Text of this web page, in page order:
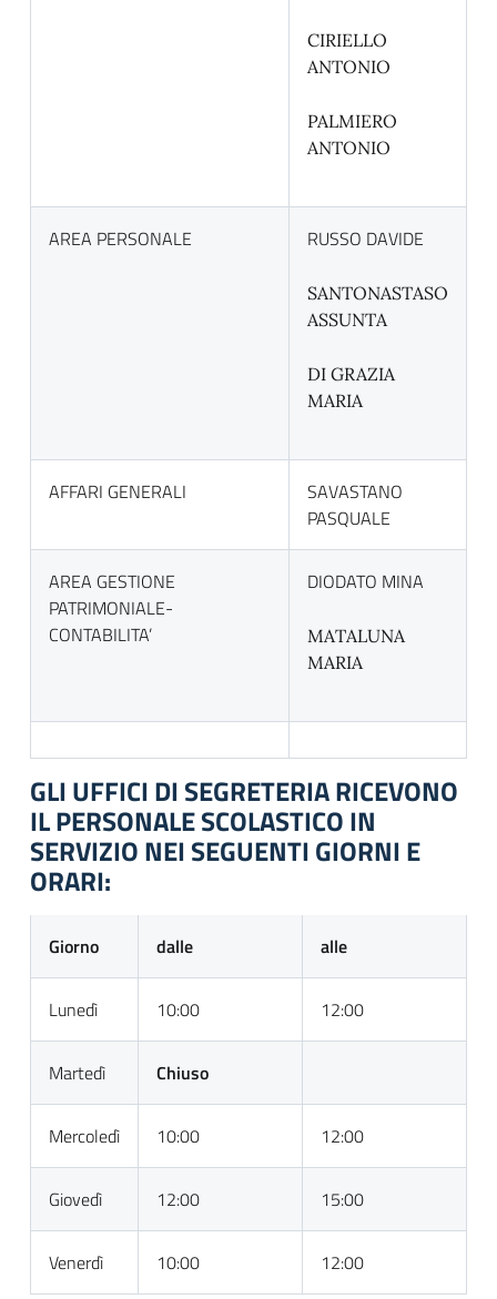
CIRIELLO
ANTONIO
PALMIERO
ANTONIO
AREA PERSONALE RUSSO DAVIDE
SANTONASTASO
ASSUNTA
DI GRAZIA
MARIA
AFFARI GENERALI
SAVASTANO
PASQUALE
AREA GESTIONE
PATRIMONIALE-
CONTABILITA’
DIODATO MINA
MATALUNA
MARIA
GLI UFFICI DI SEGRETERIA RICEVONO
IL PERSONALE SCOLASTICO IN
SERVIZIO NEI SEGUENTI GIORNI E
ORARI:
Giorno dalle alle
Lunedì 10:00 12:00
Martedì Chiuso
Mercoledì 10:00 12:00
Giovedì 12:00 15:00
Venerdì 10:00 12:00